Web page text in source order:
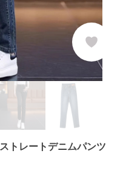
トレートデニムパンツ